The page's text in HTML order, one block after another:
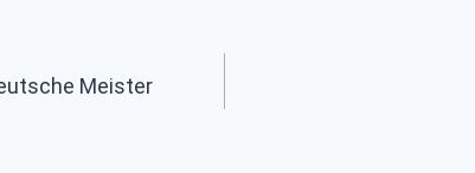
Meister